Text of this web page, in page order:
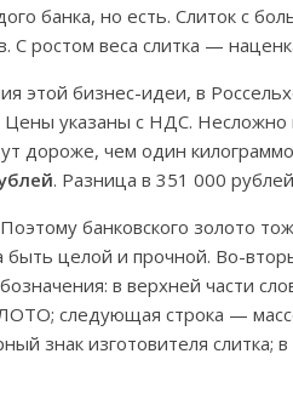
банка, но есть. Слиток с
С ростом веса слитка —
этой бизнес-идеи, в
Цены указаны с НДС. Несложно
дороже, чем один
. Разница в 351 000
банковского золото
быть целой и прочной. Во-
в верхней части
следующая строка —
знак изготовителя